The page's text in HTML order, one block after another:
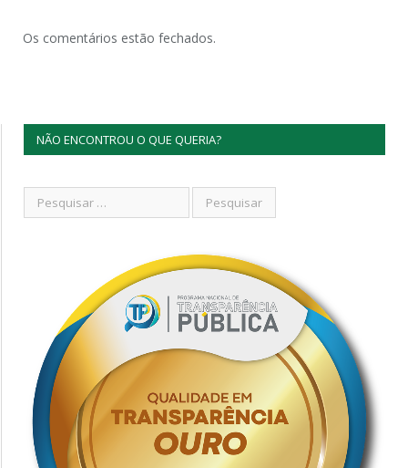
Os comentários estão fechados.
NÃO ENCONTROU O QUE QUERIA?